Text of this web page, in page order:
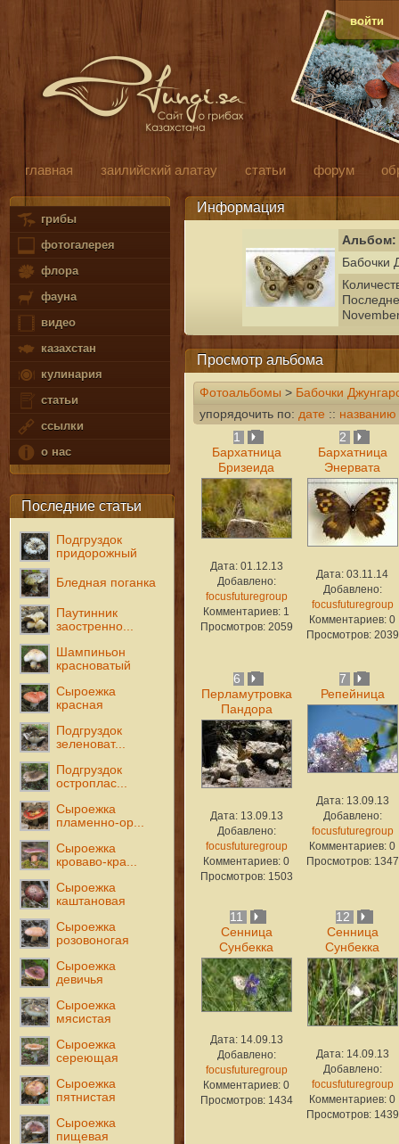
войти
главная заилийский алатау статьи форум
грибы
фотогалерея
флора
фауна
видео
казахстан
кулинария
статьи
ссылки
о нас
Последние статьи
Подгруздок
придорожный
Бледная поганка
Паутинник
заостренно...
Шампиньон
красноватый
Сыроежка
красная
Подгруздок
зеленоват...
Подгруздок
остроплас...
Сыроежка
пламенно-ор...
Сыроежка
кроваво-кра...
Сыроежка
каштановая
Сыроежка
розовоногая
Сыроежка
девичья
Сыроежка
мясистая
Сыроежка
сереющая
Сыроежка
пятнистая
Сыроежка
пищевая
Информация
Альбом:
Бабочки
Просмотр альбома
Фотоальбомы > Бабочки
упорядочить по: дате :: названию
1
Бархатница
Бризеида
Дата: 01.12.13
Добавлено:
focusfuturegroup
Комментариев: 1
Просмотров: 2059
2
Бархатница
Энервата
Дата: 03.11.14
Добавлено:
focusfuturegroup
Комментариев: 0
Просмотров: 2039
6
Перламутровка
Пандора
Дата: 13.09.13
Добавлено:
focusfuturegroup
Комментариев: 0
Просмотров: 1503
7
Репейница
Дата: 13.09.13
Добавлено:
focusfuturegroup
Комментариев: 0
Просмотров: 1347
11
Сенница
Сунбекка
Дата: 14.09.13
Добавлено:
focusfuturegroup
Комментариев: 0
Просмотров: 1434
12
Сенница
Сунбекка
Дата: 14.09.13
Добавлено:
focusfuturegroup
Комментариев: 0
Просмотров: 1439